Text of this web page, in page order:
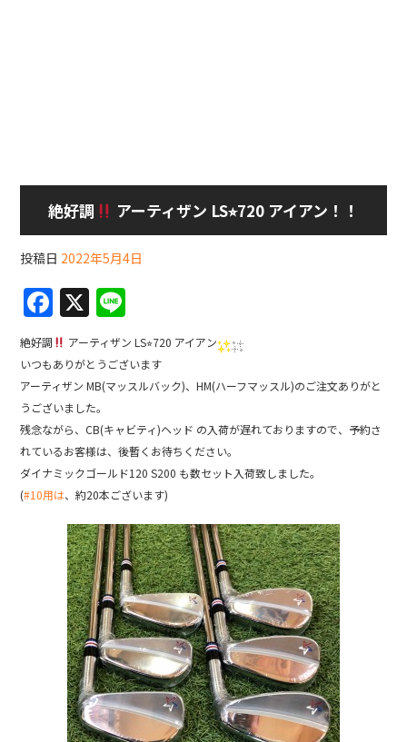
絶好調 アーティザン LS⭐︎720 アイアン！！
投稿日 2022年5月4日
F
a
c
e
b
o
o
k
X
n
e
絶好調
アーティザン LS⭐︎720 アイアン
いつもありがとうございます
アーティザン MB(マッスルバック)、HM(ハーフマッスル)のご注文ありがと
うございました。
残念ながら、CB(キャビティ)ヘッド の入荷が遅れておりますので、予約さ
れているお客様は、後暫くお待ちください。
ダイナミックゴールド120 S200 も数セット入荷致しました。
(#10用は、約20本ございます)